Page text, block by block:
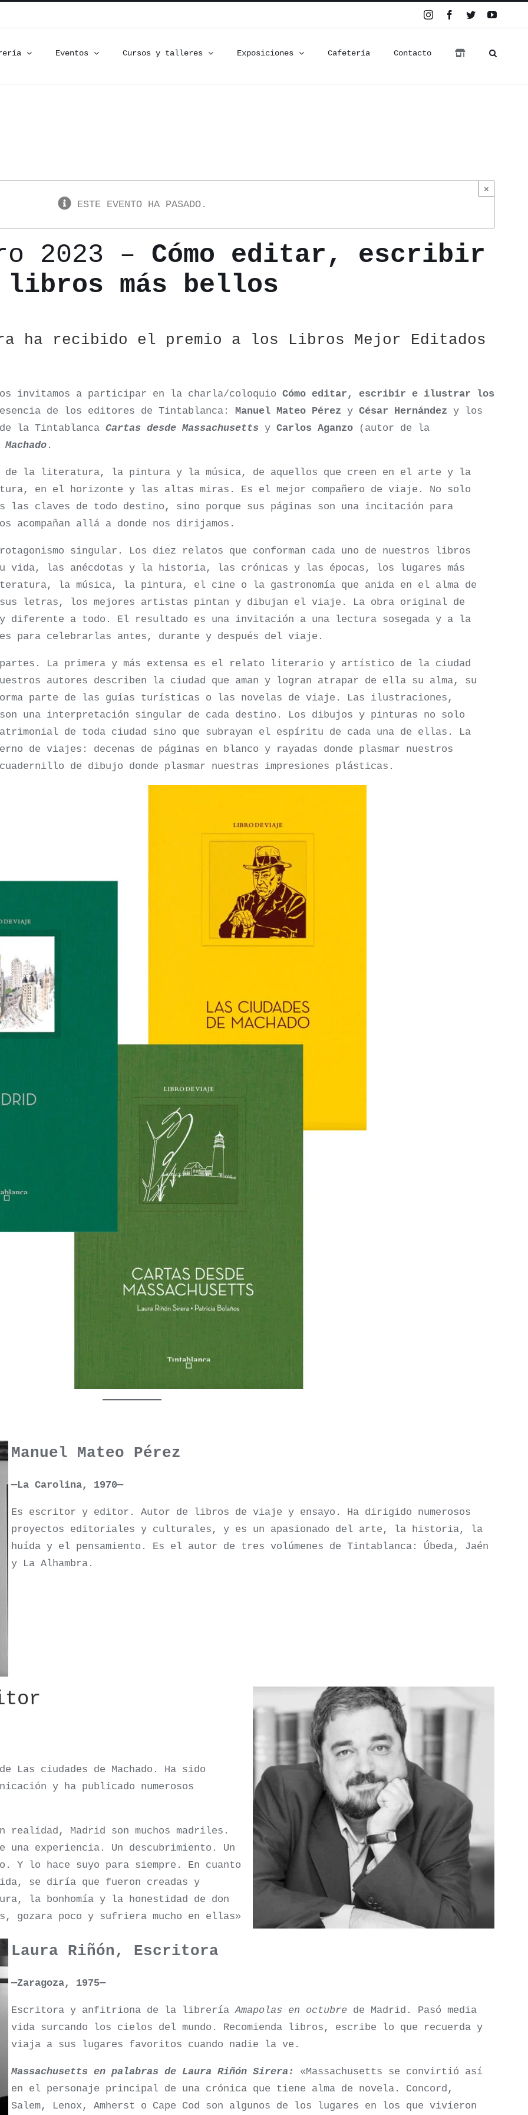
InstagramFacebook
Twitter
Eventos Cursos y talleres Exposiciones Cafetería Contacto
×
ESTE EVENTO HA PASADO.
2023 – Cómo editar, escribir
más bellos
ha recibido el premio a los Libros Mejor Editados
invitamos a participar en la charla/coloquio Cómo editar, escribir e ilustrar los
de los editores de Tintablanca: Manuel Mateo Pérez y César Hernández y los
la Tintablanca Cartas desde Massachusetts y Carlos Aganzo (autor de la
.
de la literatura, la pintura y la música, de aquellos que creen en el arte y la
en el horizonte y las altas miras. Es el mejor compañero de viaje. No solo
las claves de todo destino, sino porque sus páginas son una incitación para
acompañan allá a donde nos dirijamos.
singular. Los diez relatos que conforman cada uno de nuestros libros
las anécdotas y la historia, las crónicas y las épocas, los lugares más
la música, la pintura, el cine o la gastronomía que anida en el alma de
a sus letras, los mejores artistas pintan y dibujan el viaje. La obra original de
diferente a todo. El resultado es una invitación a una lectura sosegada y a la
para celebrarlas antes, durante y después del viaje.
La primera y más extensa es el relato literario y artístico de la ciudad
autores describen la ciudad que aman y logran atrapar de ella su alma, su
parte de las guías turísticas o las novelas de viaje. Las ilustraciones,
una interpretación singular de cada destino. Los dibujos y pinturas no solo
de toda ciudad sino que subrayan el espíritu de cada una de ellas. La
de viajes: decenas de páginas en blanco y rayadas donde plasmar nuestros
de dibujo donde plasmar nuestras impresiones plásticas.
Manuel Mateo Pérez
—La Carolina, 1970—
Es escritor y editor. Autor de libros de viaje y ensayo. Ha dirigido numerosos
proyectos editoriales y culturales, y es un apasionado del arte, la historia, la
huída y el pensamiento. Es el autor de tres volúmenes de Tintablanca: Úbeda, Jaén
y La Alhambra.
Las ciudades de Machado. Ha sido
y ha publicado numerosos
realidad, Madrid son muchos madriles.
experiencia. Un descubrimiento. Un
lo hace suyo para siempre. En cuanto
se diría que fueron creadas y
la bonhomía y la honestidad de don
poco y sufriera mucho en ellas»
Laura Riñón, Escritora
—Zaragoza, 1975—
Escritora y anfitriona de la libreríaAmapolas en octubrede Madrid. Pasó media
vida surcando los cielos del mundo. Recomienda libros, escribe lo que recuerda y
viaja a sus lugares favoritos cuando nadie la ve.
Massachusetts en palabras de Laura Riñón Sirera:
«Massachusetts se convirtió así
en el personaje principal de una crónica que tiene alma de novela. Concord,
Salem, Lenox, Amherst o Cape Cod son algunos de los lugares en los que vivieron